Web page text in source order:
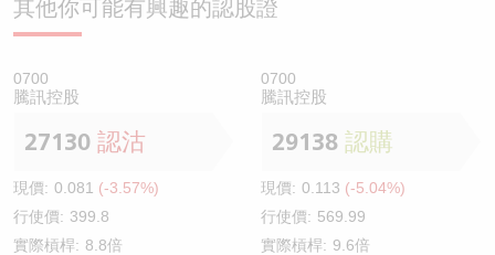
其他你可能有興趣的認股證
0700
騰訊控股
27130 認沽
現價: 0.081 (-3.57%)
行使價: 399.8
實際槓桿: 8.8倍
0700
騰訊控股
29138 認購
現價: 0.113 (-5.04%)
行使價: 569.99
實際槓桿: 9.6倍